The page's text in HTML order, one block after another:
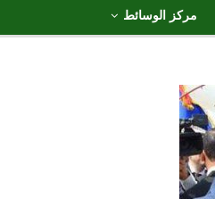
مركز الوسائط